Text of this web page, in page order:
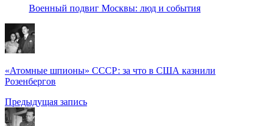
Военный подвиг Москвы: люд и события
«Атомные шпионы» СССР: за что в США казнили
Розенбергов
Предыдущая запись